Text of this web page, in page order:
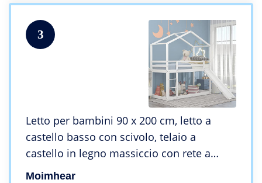
3
Letto per bambini 90 x 200 cm, letto a
castello basso con scivolo, telaio a
castello in legno massiccio con rete a
doghe (bianco)
Moimhear